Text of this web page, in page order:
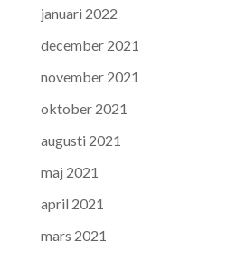
januari 2022
december 2021
november 2021
oktober 2021
augusti 2021
maj 2021
april 2021
mars 2021